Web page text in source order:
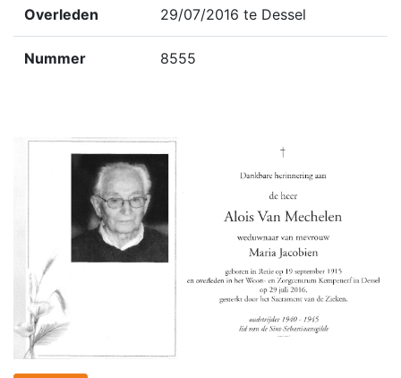
Overleden 29/07/2016 te Dessel
Nummer 8555